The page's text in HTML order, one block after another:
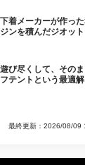
下着メーカーが作っ
ンを積んだジオッ
遊び尽くして、その
テントという最適
最終更新：2026/08/09